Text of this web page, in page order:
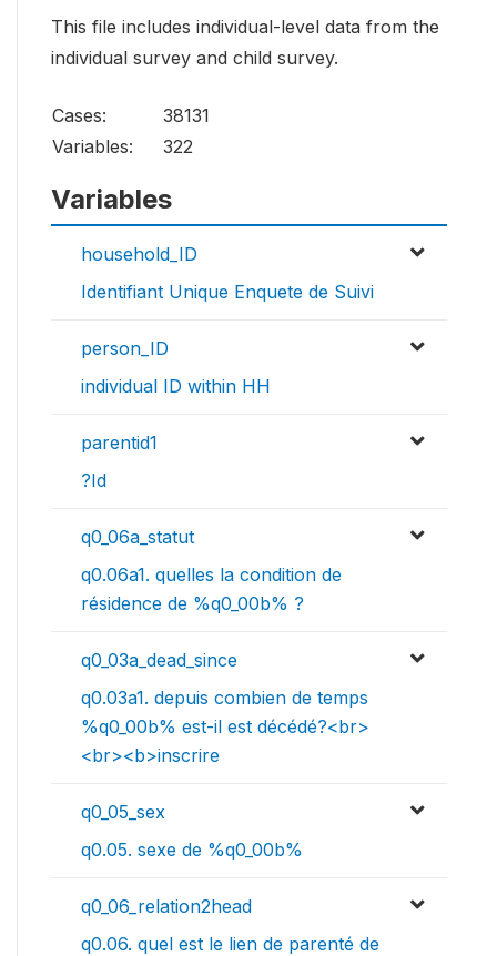
This file includes individual-level data from the
individual survey and child survey.
Cases:
38131
Variables:
322
Variables
household_ID
Identifiant Unique Enquete de Suivi
person_ID
individual ID within HH
parentid1
?Id
q0_06a_statut
q0.06a1. quelles la condition de
résidence de %q0_00b% ?
q0_03a_dead_since
q0.03a1. depuis combien de temps
%q0_00b% est-il est décédé?<br>
<br><b>inscrire
q0_05_sex
q0.05. sexe de %q0_00b%
q0_06_relation2head
q0.06. quel est le lien de parenté de